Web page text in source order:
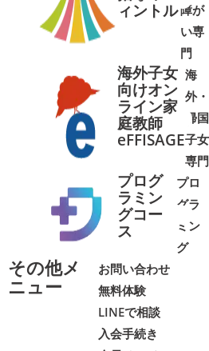
ィントル障が
い専
門
➜➜
海外子女
向けオン
ライン家
庭教師
eFFISAGE
海
外・
帰国
子女
専門
➜➜
プログ
ラミン
グコー
ス
プロ
グラ
ミン
グ
➜➜
その他メ
ニュー
お問い合わせ
無料体験
LINEで相談
入会手続き